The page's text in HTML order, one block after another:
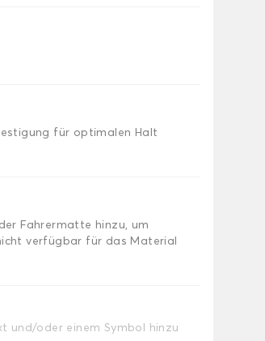
für optimalen Halt
Fahrermatte hinzu, um
verfügbar für das Material
und/oder einem Symbol hinzu